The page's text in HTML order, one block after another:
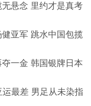
悬念 里约才是真考
亚军 跳水中国包揽
一金 韩国银牌日本
最差 男足从未染指